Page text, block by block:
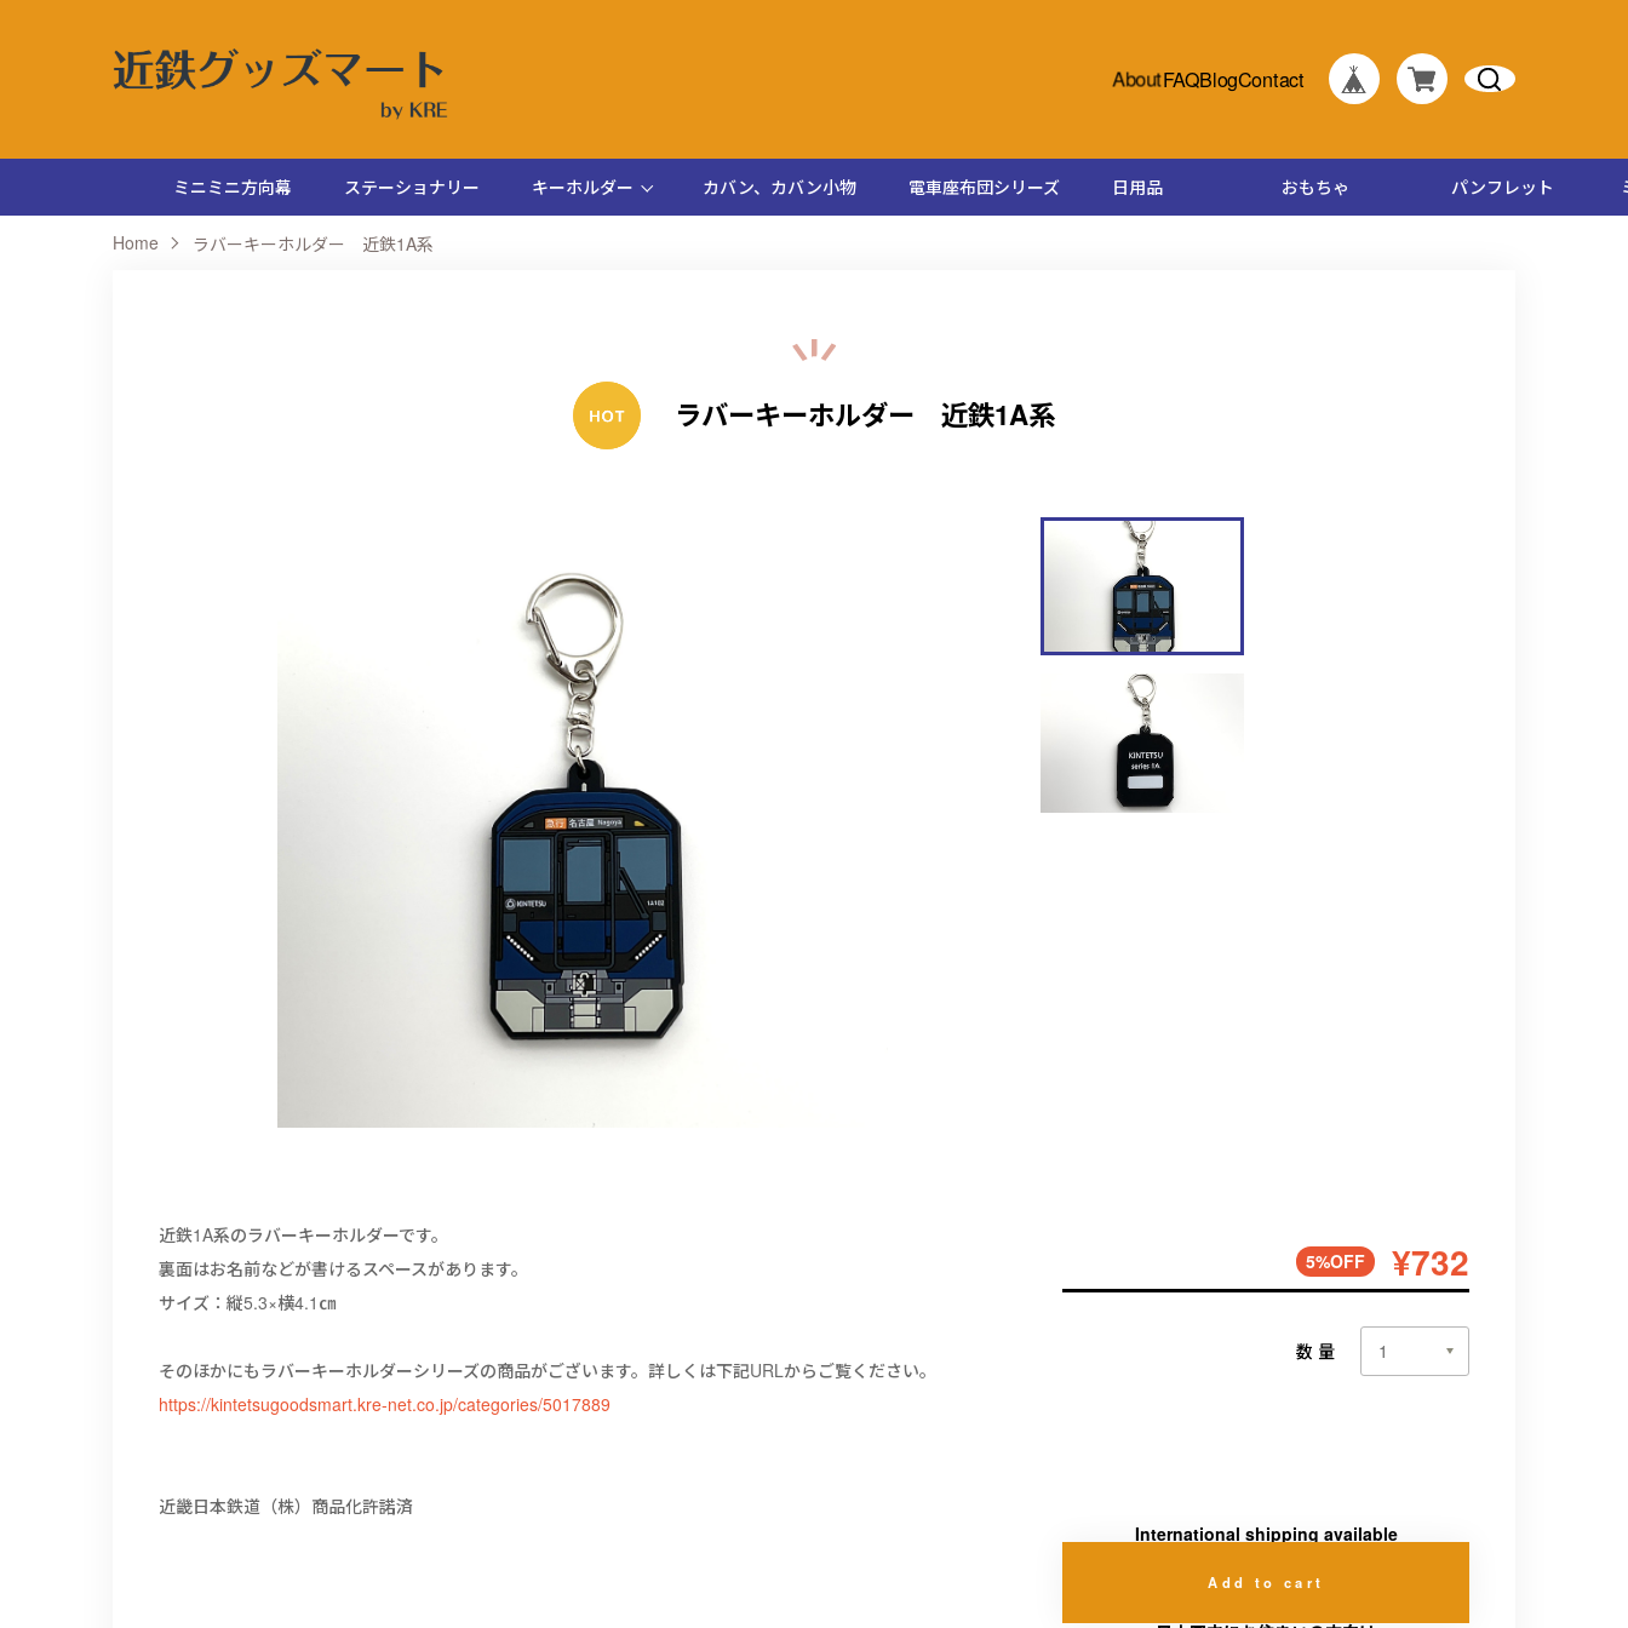
AboutFAQBlogContact
ミニミニ方向幕 ステーショナリー キーホルダー カバン、カバン小物 電車座布団シリーズ 日用品 おもちゃ パンフレット
Home ラバーキーホルダー 近鉄1A系
ラバーキーホルダー 近鉄1A系
近鉄1A系のラバーキーホルダーです。
裏面はお名前などが書けるスペースがあります。
サイズ：縦5.3×横4.1㎝
そのほかにもラバーキーホルダーシリーズの商品がございます。詳しくは下記URLからご覧ください。
https://kintetsugoodsmart.kre-net.co.jp/categories/5017889
近畿日本鉄道（株）商品化許諾済
5%OFF ¥732
数量
International shipping available
Add to cart